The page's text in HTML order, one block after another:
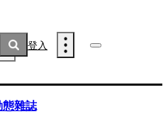
登入
態雜誌